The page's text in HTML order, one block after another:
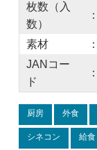
枚数（入
数）
：
素材 ：
JANコー
ド
：
厨房 外食
シネコン 給食